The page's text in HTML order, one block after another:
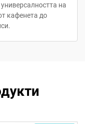
на
кафенета до